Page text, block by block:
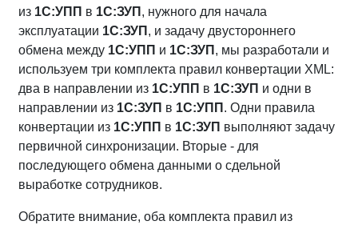
из 1С:УПП в 1С:ЗУП , нужного для начала
эксплуатации 1С:ЗУП , и задачу двустороннего
обмена между 1С:УПП и 1С:ЗУП , мы разработали и
используем три комплекта правил конвертации XML:
два в направлении из 1С:УПП в 1С:ЗУП и одни в
направлении из 1С:ЗУП в 1С:УПП . Одни правила
конвертации из 1С:УПП в 1С:ЗУП выполняют задачу
первичной синхронизации. Вторые - для
последующего обмена данными о сдельной
выработке сотрудников.
Обратите внимание, оба комплекта правил из